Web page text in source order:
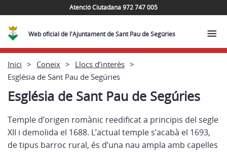
Atenció Ciutadana 972 747 005
Web oficial de l'Ajuntament de Sant Pau de Segúries
Inici Coneix
Llocs d’interès
Església de Sant Pau de Segúries
Església de Sant Pau de Segúries
Temple d’origen romànic reedificat a principis del segle
XII i demolida el 1688. L’actual temple s’acabà el 1693,
de tipus barroc rural, és d’una nau ampla amb capelles